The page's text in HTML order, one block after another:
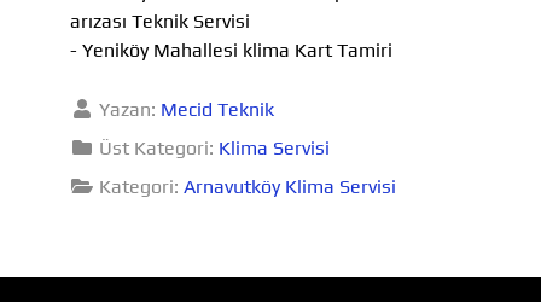
arızası Teknik Servisi
- Yeniköy Mahallesi klima Kart Tamiri
Yazan: Mecid Teknik
Üst Kategori: Klima Servisi
Kategori: Arnavutköy Klima Servisi